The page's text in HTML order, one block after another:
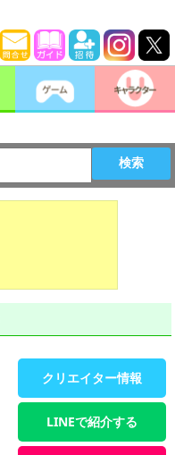
検索
クリエイター情報
LINEで紹介する